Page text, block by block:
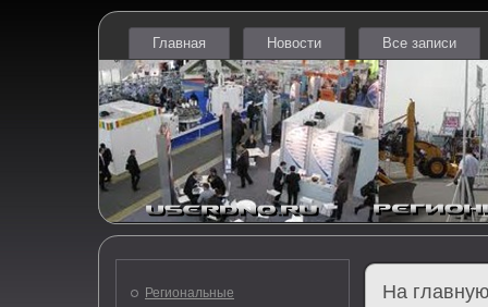
Главная Новости Все записи
Региональные
На